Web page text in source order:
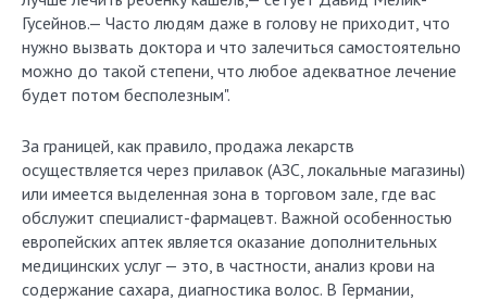
Гусейнов.— Часто людям даже в голову не приходит, что
нужно вызвать доктора и что залечиться самостоятельно
можно до такой степени, что любое адекватное лечение
будет потом бесполезным".
За границей, как правило, продажа лекарств
осуществляется через прилавок (АЗС, локальные магазины)
или имеется выделенная зона в торговом зале, где вас
обслужит специалист-фармацевт. Важной особенностью
европейских аптек является оказание дополнительных
медицинских услуг — это, в частности, анализ крови на
содержание сахара, диагностика волос. В Германии,